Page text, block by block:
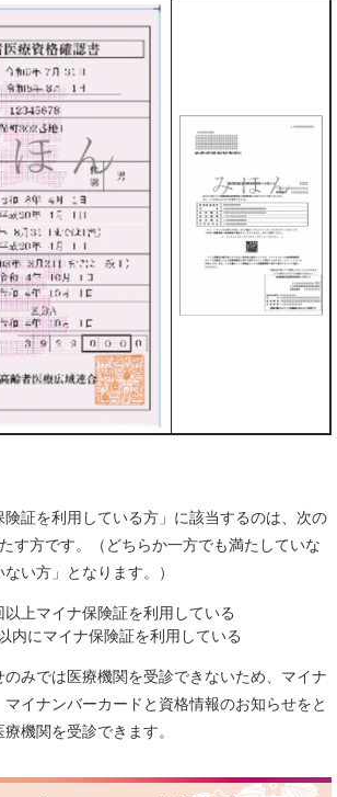
証を利用している方」に該当するのは、次の
す方です。（どちらか一方でも満たしていな
い方」となります。）
上マイナ保険証を利用している
内にマイナ保険証を利用している
みでは医療機関を受診できないため、マイナ
イナンバーカードと資格情報のお知らせをと
機関を受診できます。